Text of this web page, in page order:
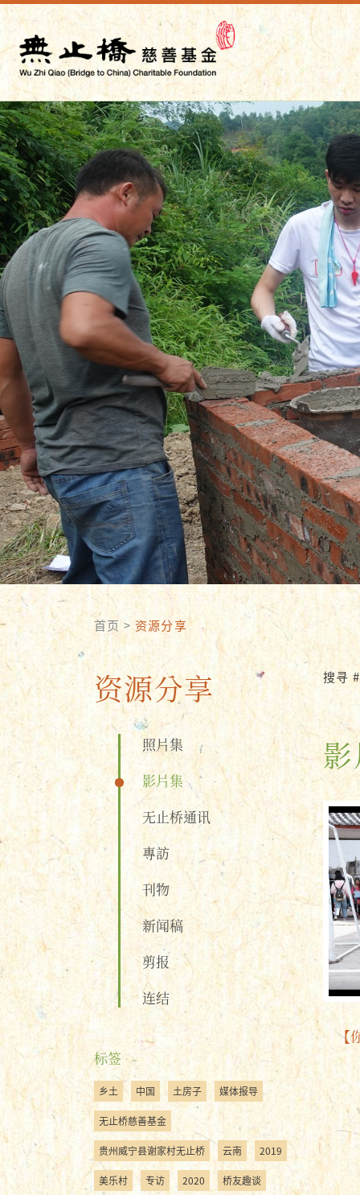
首页 > 资源分享
资源分享
照片集
影片集
无止桥通讯
專訪
刊物
新闻稿
剪报
连结
标签
乡土 中国 土房子 媒体报导
无止桥慈善基金
贵州威宁县谢家村无止桥 云南 2019
美乐村 专访 2020 桥友趣谈
搜寻
【